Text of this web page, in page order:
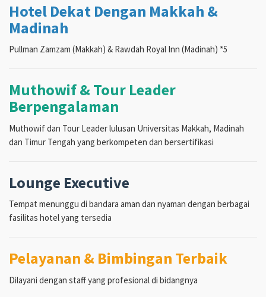
Hotel Dekat Dengan Makkah &
Madinah
Pullman Zamzam (Makkah) & Rawdah Royal Inn (Madinah) *5
Muthowif & Tour Leader
Berpengalaman
Muthowif dan Tour Leader lulusan Universitas Makkah, Madinah
dan Timur Tengah yang berkompeten dan bersertifikasi
Lounge Executive
Tempat menunggu di bandara aman dan nyaman dengan berbagai
fasilitas hotel yang tersedia
Pelayanan & Bimbingan Terbaik
Dilayani dengan staff yang profesional di bidangnya